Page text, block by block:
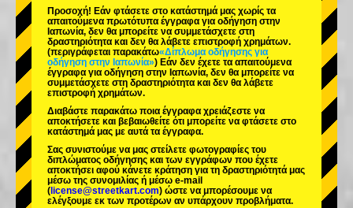
Προσοχή! Εάν φτάσετε στο κατάστημά μας χωρίς τα
απαιτούμενα πρωτότυπα έγγραφα για οδήγηση στην
Ιαπωνία, δεν θα μπορείτε να συμμετάσχετε στη
δραστηριότητα και δεν θα λάβετε επιστροφή χρημάτων.
(περιγράφεται παρακάτω«Δίπλωμα οδήγησης για
οδήγηση στην Ιαπωνία») Εάν δεν έχετε τα απαιτούμενα
έγγραφα για οδήγηση στην Ιαπωνία, δεν θα μπορείτε να
συμμετάσχετε στη δραστηριότητα και δεν θα λάβετε
επιστροφή χρημάτων.
Διαβάστε παρακάτω ποια έγγραφα χρειάζεστε να
αποκτήσετε και βεβαιωθείτε ότι μπορείτε να φτάσετε στο
κατάστημά μας με αυτά τα έγγραφα.
Σας συνιστούμε να μας στείλετε φωτογραφίες του
διπλώματος οδήγησης και των εγγράφων που έχετε
αποκτήσει αφού κάνετε κράτηση για τη δραστηριότητά μας
μέσω της συνομιλίας ή μέσω e-mail
( license@streetkart.com) ώστε να μπορέσουμε να
ελέγξουμε εκ των προτέρων αν υπάρχουν προβλήματα.